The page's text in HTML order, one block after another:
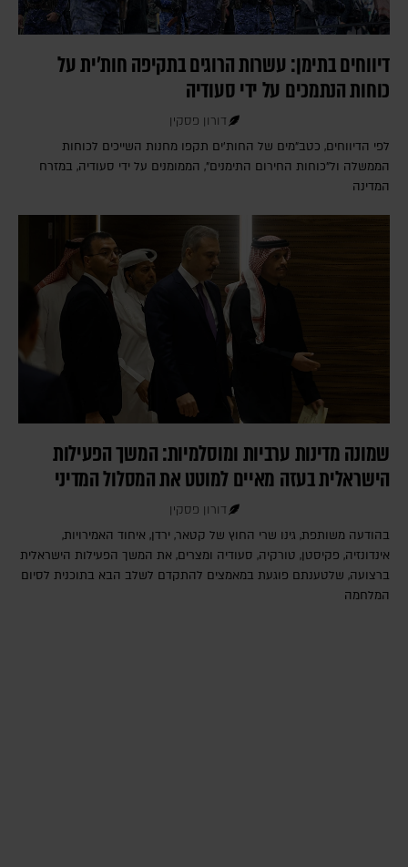
דיווחים בתימן: עשרות הרוגים בתקיפה חות'ית על
כוחות הנתמכים על ידי סעודיה
דורון פסקין
לפי הדיווחים, כטב"מים של החות'ים תקפו מחנות השייכים לכוחות
הממשלה ול"כוחות החירום התימנים", הממומנים על ידי סעודיה, במזרח
המדינה
שמונה מדינות ערביות ומוסלמיות: המשך הפעילות
הישראלית בעזה מאיים למוטט את המסלול המדיני
דורון פסקין
בהודעה משותפת, גינו שרי החוץ של קטאר, ירדן, איחוד האמירויות,
אינדונזיה, פקיסטן, טורקיה, סעודיה ומצרים, את המשך הפעילות הישראלית
ברצועה, שלטענתם פוגעת במאמצים להתקדם לשלב הבא בתוכנית לסיום
המלחמה